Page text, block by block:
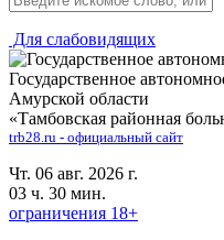
Для слабовидящих
Государственное
Амурской области
«Тамбовская районная
trb28.ru - официальный сайт
Чт. 06 авг. 2026 г.
03 ч. 30 мин.
ограничения 18+